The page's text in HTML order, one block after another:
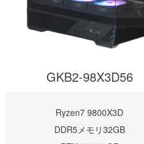
270°パノラマビューが魅せ
優れたモデル
GKB2-98X3D56
Ryzen7 9800X3D
DDR5メモリ32GB